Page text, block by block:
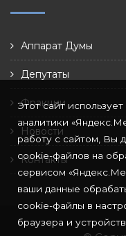
Аппарат Думы
Депутаты
Фракции
Новости
Контакты
Этот сайт
аналитики
работу с сайтом, Вы
cookie-файлов на
сервисом
ваши данные
cookie-файлы в
браузера и